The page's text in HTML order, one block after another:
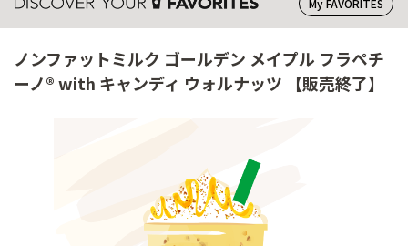
ノンファットミルク ゴールデン メイプル フラペチ
ーノ® with キャンディ ウォルナッツ 【販売終了】